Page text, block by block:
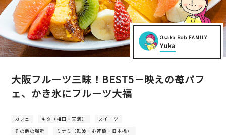
Osaka Bob FAMILY
Yuka
大阪フルーツ三昧！BEST5－映えの苺パフ
ェ、かき氷にフルーツ大福
カフェ キタ（梅田・天満）
スイーツ
その他の場所
ミナミ（難波・心斎橋・日本橋）